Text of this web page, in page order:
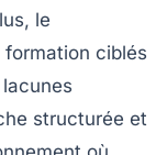
le
ciblés
structurée et